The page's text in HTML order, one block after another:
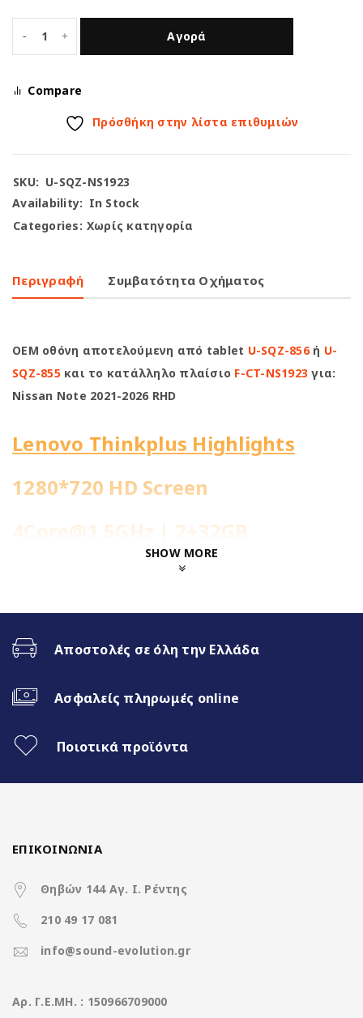
Αγορά
Compare
Πρόσθήκη στην λίστα επιθυμιών
SKU: U-SQZ-NS1923
Availability: In Stock
Categories: Χωρίς κατηγορία
Περιγραφή Συμβατότητα Οχήματος
OEM οθόνη αποτελούμενη από tablet U-SQZ-856ή U-
SQZ-855και το κατάλληλο πλαίσιο F-CT-NS1923 για:
Nissan Note 2021-2026 RHD
Lenovo Thinkplus Highlights
1280*720 HD Screen
4Core@1.5GHz | 2+32GB
Fast Boot 1 sec
Ασύρματο CarPlay & Ασύρματο
Android Auto
Operation System
CPU Cortex A53 4Core @ 1.5Ghz
(pixels)
1280*720 Display
Μνήμη RAM 2GB
SHOW MORE
Αποστολές σε όλη την Ελλάδα
Ασφαλείς πληρωμές online
Ποιοτικά προϊόντα
ΕΠΙΚΟΙΝΩΝΙΑ
Θηβών 144 Αγ. Ι. Ρέντης
210 49 17 081
info@sound-evolution.gr
Aρ. Γ.Ε.ΜΗ. : 150966709000